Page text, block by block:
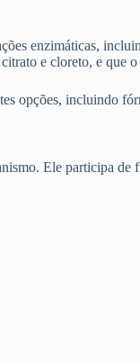
enzimáticas,
e cloreto, e que
opções, incluindo
Ele participa